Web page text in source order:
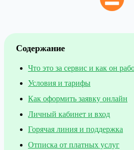
Содержание
Что это за сервис и как он
Условия и тарифы
Как оформить заявку онлайн
Личный кабинет и вход
Горячая линия и поддержка
Отписка от платных услуг